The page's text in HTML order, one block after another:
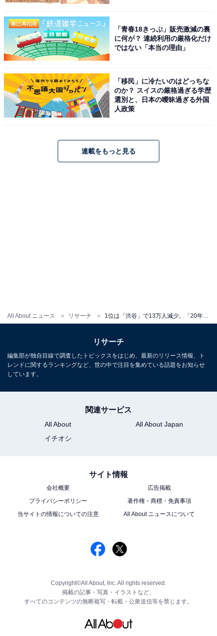
All About ニュース リサーチ
「青春18きっぷ」販売激減の裏
に何が？ 連続利用の厳格化だけ
ではない「本当の理由」
「移民」に冷たいのはどっちな
のか？ スイスの厳格過ぎる学歴
選別と、日本の曖昧過ぎる外国
人政策
連載をもっと見る
リサーチ
編集部が独自目線で調査したトピックスをはじめ、最新のリリース情報、ト
レンドに関するランキングなど、世の中で注目を集めている話題をお知らせ
しています。
関連サービス
All About
All About Japan
イチオシ
サイト情報
会社概要
広告掲載
プライバシーポリシー
著作権・商標・免責事項
当サイトの情報についての注意
All About ニュースについて
Copyright©All About, Inc. All rights reserved.
掲載の記事・写真・イラストなど、
すべてのコンテンツの無断複写・転載・公衆送信等を禁じます。